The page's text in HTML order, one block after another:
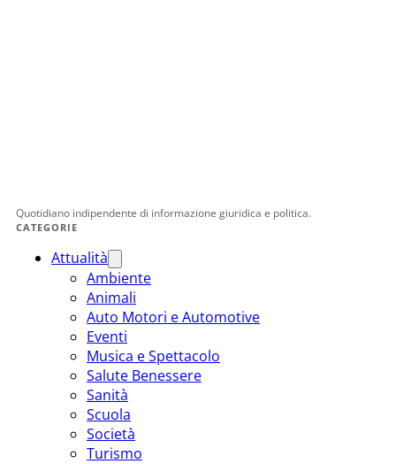
Quotidiano indipendente di informazione giuridica e politica.
CATEGORIE
Attualità
Ambiente
Animali
Auto Motori e Automotive
Eventi
Musica e Spettacolo
Salute Benessere
Sanità
Scuola
Società
Turismo